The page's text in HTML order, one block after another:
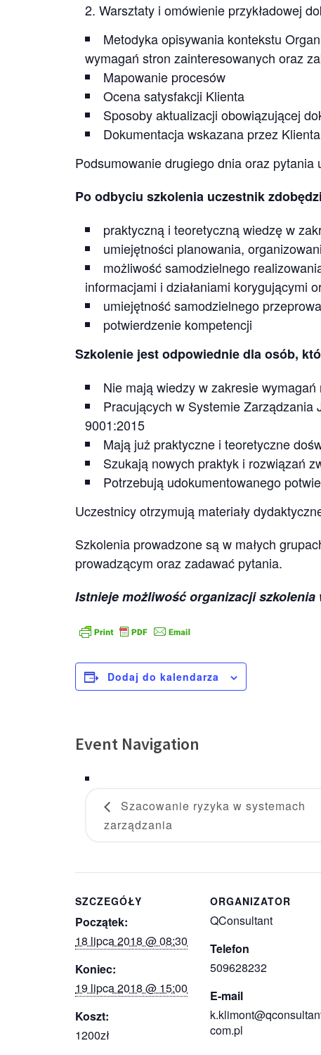
Warsztaty i omówienie przykładowej
Metodyka opisywania kontekstu
wymagań stron zainteresowanych oraz
Mapowanie procesów
Ocena satysfakcji Klienta
Sposoby aktualizacji obowiązującej
Dokumentacja wskazana przez Klienta
Podsumowanie drugiego dnia oraz pytania
Po odbyciu szkolenia uczestnik
praktyczną i teoretyczną wiedzę w
umiejętności planowania,
możliwość samodzielnego
informacjami i działaniami korygującymi
umiejętność samodzielnego
potwierdzenie kompetencji
Szkolenie jest odpowiednie dla osób,
Nie mają wiedzy w zakresie wymagań
Pracujących w Systemie
9001:2015
Mają już praktyczne i teoretyczne
Szukają nowych praktyk i rozwiązań
Potrzebują udokumentowanego
Uczestnicy otrzymują materiały
Szkolenia prowadzone są w małych
prowadzącym oraz zadawać pytania.
Istnieje możliwość organizacji
Dodaj do kalendarza
SZCZEGÓŁY
Początek:
18 lipca 2018 @ 08:30
Koniec:
19 lipca 2018 @ 15:00
Koszt:
1200zł
ORGANIZATOR
QConsultant
Telefon
509628232
E-mail
com.pl
Event Navigation
Szacowanie ryzyka w systemach
zarządzania